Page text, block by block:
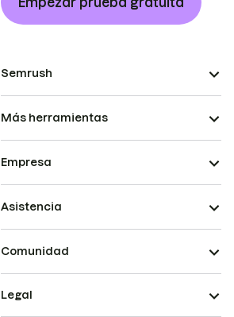
Semrush
Más herramientas
Empresa
Asistencia
Comunidad
Legal